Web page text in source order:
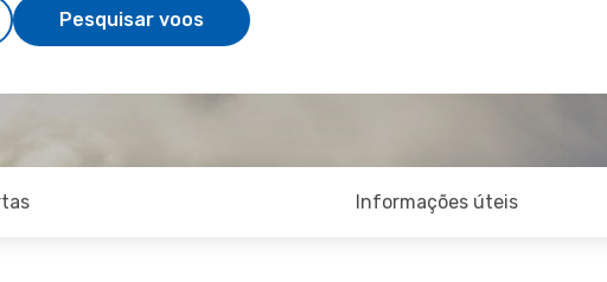
Pesquisar voos
Informações úteis